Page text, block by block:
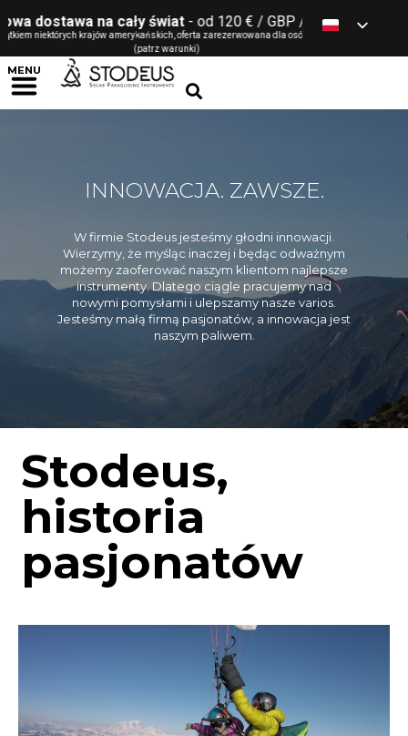
dostawa na cały świat- od 120 € / GBP / $ / CHF *
niektórych krajów amerykańskich, oferta zarezerwowana dla osób fizycznych
(patrz warunki)
MENU
INNOWACJA. ZAWSZE.
W firmie Stodeus jesteśmy głodni innowacji.
Wierzymy, że myśląc inaczej i będąc odważnym
możemy zaoferować naszym klientom najlepsze
instrumenty. Dlatego ciągle pracujemy nad
nowymi pomysłami i ulepszamy nasze varios.
Jesteśmy małą firmą pasjonatów, a innowacja jest
naszym paliwem.
Stodeus,
historia
pasjonatów